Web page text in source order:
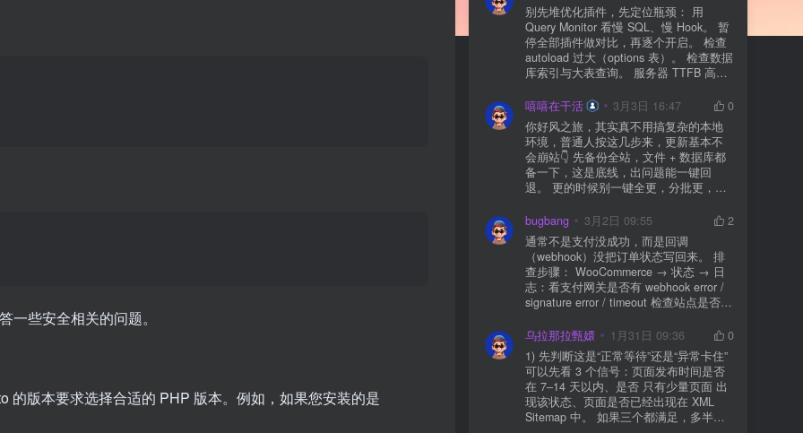
一些安全相关的问题。
的版本要求选择合适的 PHP 版本。例如，如果您安装的是
别先堆优化插件，先定位瓶颈： 用
Query Monitor 看慢 SQL、慢 Hook。 暂
停全部插件做对比，再逐个开启。 检查
autoload 过大（options 表）。 检查数据
库索引与大表查询。 服务器 TTFB 高就
嘻嘻在干活
3月3日 16:47
0
你好风之旅，其实真不用搞复杂的本地
环境，普通人按这几步来，更新基本不
会崩站👇 先备份全站，文件 + 数据库都
备一下，这是底线，出问题能一键回
退。 更的时候别一键全更，分批更，先
立刻清缓存，去前台检查首页、文章
页、按钮、表单这些关键位置。 最好再
装个支持版本回滚的插件，万一崩了，
一秒切回旧版。 总结来说：先备份、分
批更、更完查、留退路，稳得很✅😎希望
能帮到你
bugbang 3月2日 09:55
2
通常不是支付没成功，而是回调
（webhook）没把订单状态写回来。 排
查步骤： WooCommerce → 状态 → 日
志：看支付网关是否有 webhook error /
signature error / timeout 检查站点是否被
全插件） 检查是否启用了“缓存结账页/接
口路径”（结账页和回调接口不应缓存）
看服务器错误日志是否有 500/致命错误
导致回调执行中断 解决方案： 放行 wp-
json、wc-api、支付网关回调 URL（按网
关文档配置） 关闭结账页的缓存与 JS
合并压缩测试一次 若使用 Cloudflare：
乌拉那拉甄嬛 1月31日 09:36
0
1) 先判断这是“正常等待”还是“异常卡住”
可以先看 3 个信号：页面发布时间是否
在 7–14 天以内、是否 只有少量页面 出
现该状态、页面是否已经出现在 XML
Sitemap 中。 如果三个都满足，多半属